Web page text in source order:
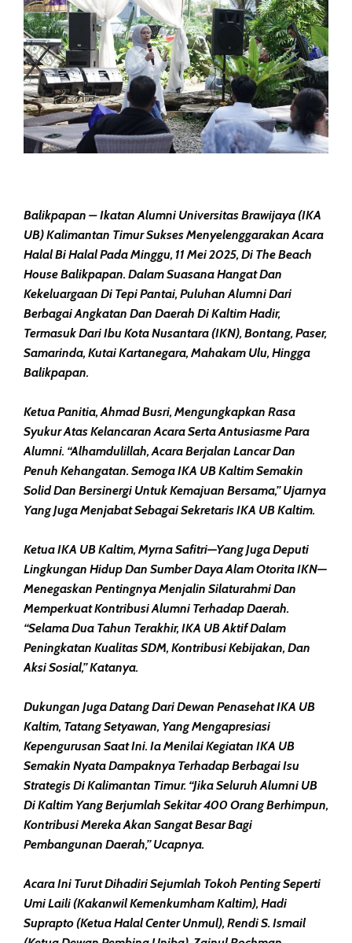
Balikpapan – Ikatan Alumni Universitas Brawijaya (IKA
UB) Kalimantan Timur Sukses Menyelenggarakan Acara
Halal Bi Halal Pada Minggu, 11 Mei 2025, Di The Beach
House Balikpapan. Dalam Suasana Hangat Dan
Kekeluargaan Di Tepi Pantai, Puluhan Alumni Dari
Berbagai Angkatan Dan Daerah Di Kaltim Hadir,
Termasuk Dari Ibu Kota Nusantara (IKN), Bontang, Paser,
Samarinda, Kutai Kartanegara, Mahakam Ulu, Hingga
Balikpapan.
Ketua Panitia, Ahmad Busri, Mengungkapkan Rasa
Syukur Atas Kelancaran Acara Serta Antusiasme Para
Alumni. “Alhamdulillah, Acara Berjalan Lancar Dan
Penuh Kehangatan. Semoga IKA UB Kaltim Semakin
Solid Dan Bersinergi Untuk Kemajuan Bersama,” Ujarnya
Yang Juga Menjabat Sebagai Sekretaris IKA UB Kaltim.
Ketua IKA UB Kaltim, Myrna Safitri—Yang Juga Deputi
Lingkungan Hidup Dan Sumber Daya Alam Otorita IKN—
Menegaskan Pentingnya Menjalin Silaturahmi Dan
Memperkuat Kontribusi Alumni Terhadap Daerah.
“Selama Dua Tahun Terakhir, IKA UB Aktif Dalam
Peningkatan Kualitas SDM, Kontribusi Kebijakan, Dan
Aksi Sosial,” Katanya.
Dukungan Juga Datang Dari Dewan Penasehat IKA UB
Kaltim, Tatang Setyawan, Yang Mengapresiasi
Kepengurusan Saat Ini. Ia Menilai Kegiatan IKA UB
Semakin Nyata Dampaknya Terhadap Berbagai Isu
Strategis Di Kalimantan Timur. “Jika Seluruh Alumni UB
Di Kaltim Yang Berjumlah Sekitar 400 Orang Berhimpun,
Kontribusi Mereka Akan Sangat Besar Bagi
Pembangunan Daerah,” Ucapnya.
Acara Ini Turut Dihadiri Sejumlah Tokoh Penting Seperti
Umi Laili (Kakanwil Kemenkumham Kaltim), Hadi
Suprapto (Ketua Halal Center Unmul), Rendi S. Ismail